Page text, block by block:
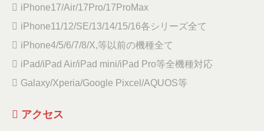
iPhone17/Air/17Pro/17ProMax
iPhone11/12/SE/13/14/15/16各シリーズ全て
iPhone4/5/6/7/8/X,等以前の機種全て
iPad/iPad Air/iPad mini/iPad Pro等全機種対応
Galaxy/Xperia/Google Pixcel/AQUOS等
アクセス